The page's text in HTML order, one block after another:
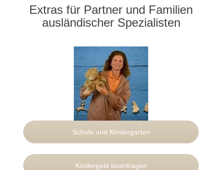
Extras für Partner und Familien
ausländischer Spezialisten
Schule und Kindergarten
Kindergeld beantragen